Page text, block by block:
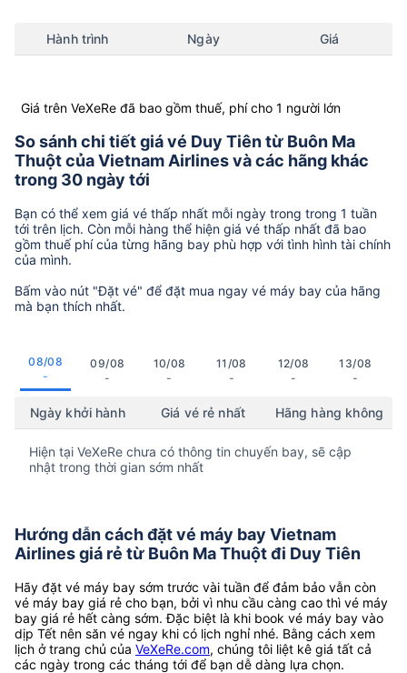
Hành trình Ngày Giá
Giá trên VeXeRe đã bao gồm thuế, phí cho 1 người lớn
So sánh chi tiết giá vé Duy Tiên từ Buôn Ma
Thuột của Vietnam Airlines và các hãng khác
trong 30 ngày tới
Bạn có thể xem giá vé thấp nhất mỗi ngày trong trong 1 tuần
tới trên lịch. Còn mỗi hàng thể hiện giá vé thấp nhất đã bao
gồm thuế phí của từng hãng bay phù hợp với tình hình tài chính
của mình.
Bấm vào nút "Đặt vé" để đặt mua ngay vé máy bay của hãng
mà bạn thích nhất.
08/08
-
09/08
-
10/08
-
11/08
-
12/08
-
13/08
-
Ngày khởi hành Giá vé rẻ nhất Hãng hàng không
Hiện tại VeXeRe chưa có thông tin chuyến bay, sẽ cập
nhật trong thời gian sớm nhất
Hướng dẫn cách đặt vé máy bay Vietnam
Airlines giá rẻ từ Buôn Ma Thuột đi Duy Tiên
Hãy đặt vé máy bay sớm trước vài tuần để đảm bảo vẫn còn
vé máy bay giá rẻ cho bạn, bởi vì nhu cầu càng cao thì vé máy
bay giá rẻ hết càng sớm. Đặc biệt là khi book vé máy bay vào
dịp Tết nên săn vé ngay khi có lịch nghỉ nhé. Bằng cách xem
lịch ở trang chủ của VeXeRe.com, chúng tôi liệt kê giá tất cả
các ngày trong các tháng tới để bạn dễ dàng lựa chọn.